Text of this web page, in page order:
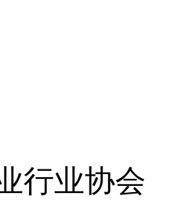
行业协会